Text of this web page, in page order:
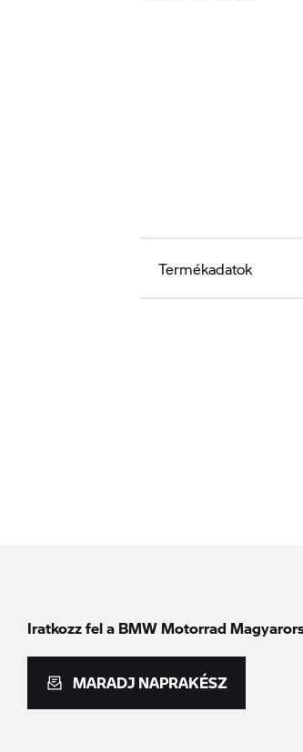
Termékadatok
Iratkozz fel a BMW Motorrad
MARADJ NAPRAKÉSZ